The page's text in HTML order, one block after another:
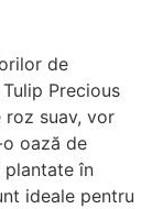
de
Precious
roz suav, vor
oază de
plantate în
ideale pentru